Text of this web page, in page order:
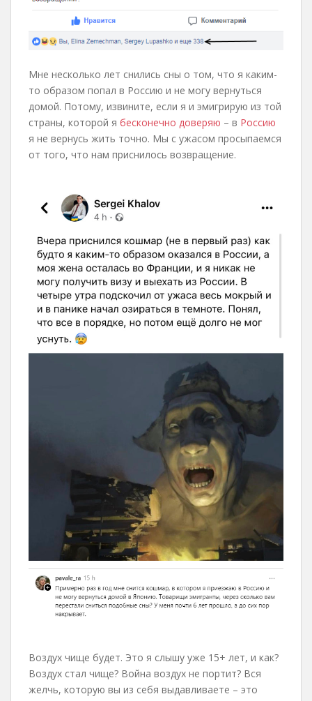
Мне несколько лет снились сны о том, что я каким-
то образом попал в Россию и не могу вернуться
домой. Потому, извините, если я и эмигрирую из той
страны, которой я бесконечно доверяю – в Россию
я не вернусь жить точно. Мы с ужасом просыпаемся
от того, что нам приснилось возвращение.
Воздух чище будет. Это я слышу уже 15+ лет, и как?
Воздух стал чище? Война воздух не портит? Вся
желчь, которую вы из себя выдавливаете – это